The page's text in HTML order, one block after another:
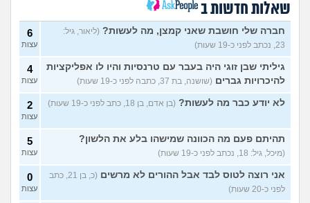
כשרבתי עם בת הזוג שלי,
דחפתי אותה מתוך כעס. איך
להתמודד?
(אלכס, שם בדוי, בן
איך להסביר לה שאני רוצה
להיפרד?
(עידן, בן 27)
20
עצות
לעשות? (אנונימי, בן 24) עצות
29)
יוצאת איתו היום לדייט ראשון
(אנונימית, בת 18)
3
עצות
להתחיל עם בנות בים/ הליכה
בטיילת או מועדון?
(רואי, בן
8
עצות
שאלות חדשות ב
חברה שלי חושבת שאני קמצן, מה לעשות? (ליאור, גיל:
23, נכתב לפני כ-19 שעות)
6
עצות
גיליתי שבן זוגי היה בעבר עם טרנסיות והיו לו אפליקציות
להיכרויות גברים (שושנה, בת 37, כתבה לפני כ-19 שעות)
4
עצות
לא יודע כבר מה לעשות? (בן אדם, בן 18, כתב לפני כ-19 שעות) 2
עצות
תהיתם פעם מה הכוונה שמישהו בלע את הלשון?
(מיכל, גיל: 18, נכתב לפני כ-19 שעות)
5
עצות
אני רוצה לטוס לבד אבל ההורים לא מרשים
(כ, בן 21, כתב
לפני כ-20 שעות)
0
עצות